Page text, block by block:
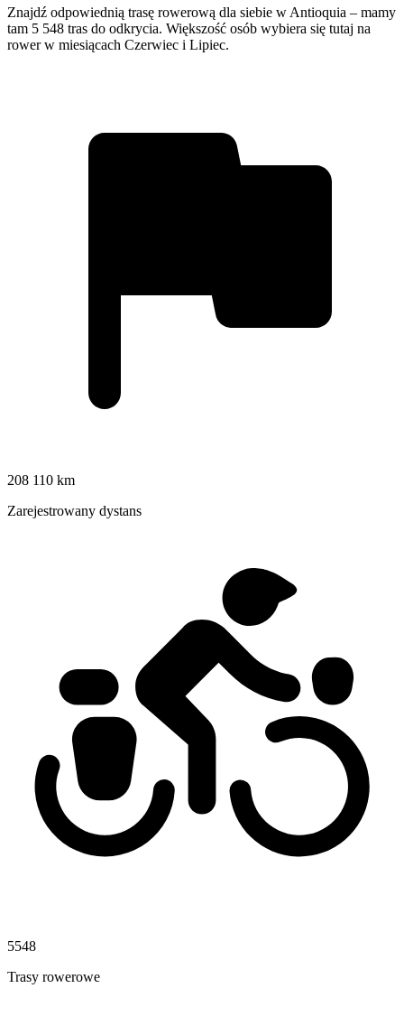
Znajdź odpowiednią trasę rowerową dla siebie w Antioquia – mamy
tam 5 548 tras do odkrycia. Większość osób wybiera się tutaj na
rower w miesiącach Czerwiec i Lipiec.
208 110 km
Zarejestrowany dystans
5548
Trasy rowerowe